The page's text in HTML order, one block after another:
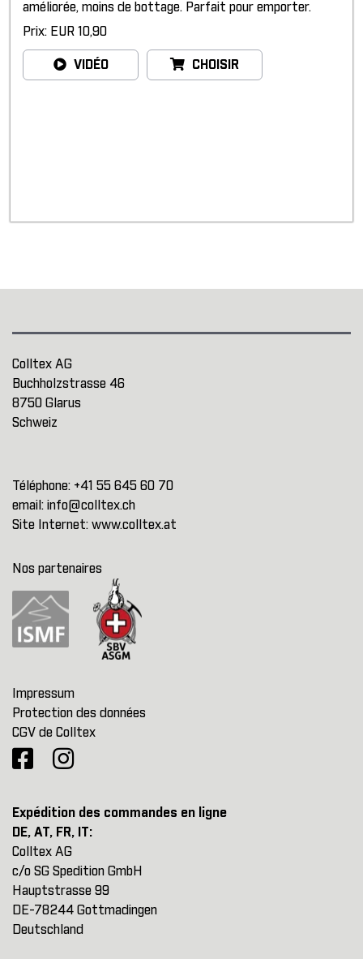
améliorée, moins de bottage. Parfait pour emporter.
Prix: EUR 10,90
VIDÉO CHOISIR
Colltex AG
Buchholzstrasse 46
8750 Glarus
Schweiz
Téléphone: +41 55 645 60 70
email: info@colltex.ch
Site Internet: www.colltex.at
Nos partenaires
Impressum
Protection des données
CGV de Colltex
Expédition des commandes en ligne
DE, AT, FR, IT:
Colltex AG
c/o SG Spedition GmbH
Hauptstrasse 99
DE-78244 Gottmadingen
Deutschland